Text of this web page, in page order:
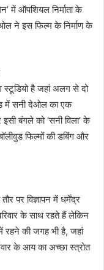
में ऑपशियल निर्माता के
ने इस फिल्म के निर्माण के
स्टूडियो है जहां अलग से दो
में सनी देओल का एक
बंगले को ‘सनी विला’ के
फिल्मों की डबिंग और
पर विज्ञापन में धर्मेंद्र
के साथ रहते हैं लेकिन
रहने की जगह भी है, जहां
के आय का अच्छा स्त्रोत